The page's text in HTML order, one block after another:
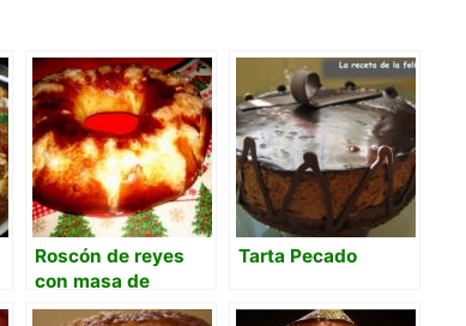
Roscón de reyes
con masa de
arranque
Tarta Pecado